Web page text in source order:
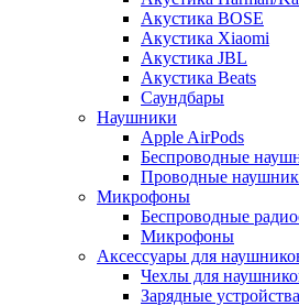
Акустика BOSE
Акустика Xiaomi
Акустика JBL
Акустика Beats
Саундбары
Наушники
Apple AirPods
Беспроводные
Проводные
Микрофоны
Беспроводные
Микрофоны
Аксессуары для
Чехлы для
Зарядные устройства